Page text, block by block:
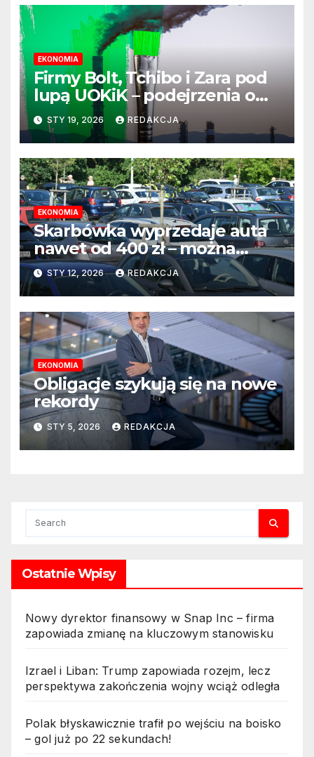
EKONOMIA
Firmy Bolt, Tchibo i Zara pod
lupą UOKiK – podejrzenia o
greenwashing wciąż aktualne
STY 19, 2026 REDAKCJA
EKONOMIA
Skarbówka wyprzedaje auta
nawet od 400 zł – można
kupić bez licytacji, ale są
pewne warunki
STY 12, 2026 REDAKCJA
EKONOMIA
Obligacje szykują się na nowe
rekordy
STY 5, 2026 REDAKCJA
Ostatnie Wpisy
Nowy dyrektor finansowy w Snap Inc – firma
zapowiada zmianę na kluczowym stanowisku
Izrael i Liban: Trump zapowiada rozejm, lecz
perspektywa zakończenia wojny wciąż odległa
Polak błyskawicznie trafił po wejściu na boisko
– gol już po 22 sekundach!